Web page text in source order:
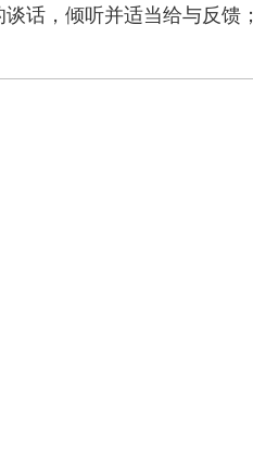
话，倾听并适当给与反馈；